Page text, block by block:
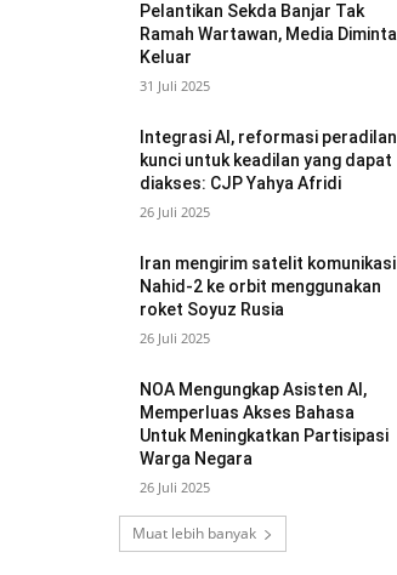
Pelantikan Sekda Banjar Tak
Ramah Wartawan, Media Diminta
Keluar
31 Juli 2025
Integrasi AI, reformasi peradilan
kunci untuk keadilan yang dapat
diakses: CJP Yahya Afridi
26 Juli 2025
Iran mengirim satelit komunikasi
Nahid-2 ke orbit menggunakan
roket Soyuz Rusia
26 Juli 2025
NOA Mengungkap Asisten AI,
Memperluas Akses Bahasa
Untuk Meningkatkan Partisipasi
Warga Negara
26 Juli 2025
Muat lebih banyak